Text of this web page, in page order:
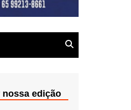
edição